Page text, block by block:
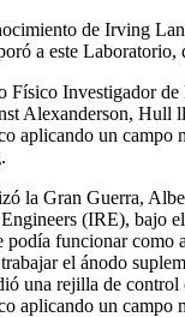
de Irving
a este
Investigador
Alexanderson, Hull
aplicando un campo
la Gran Guerra,
(IRE), bajo
funcionar como
el ánodo
una rejilla de
aplicando un campo